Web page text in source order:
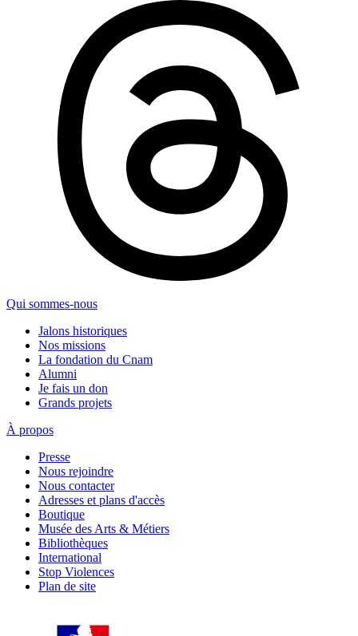
Qui sommes-nous
Jalons historiques
Nos missions
La fondation du Cnam
Alumni
Je fais un don
Grands projets
À propos
Presse
Nous rejoindre
Nous contacter
Adresses et plans d'accès
Boutique
Musée des Arts & Métiers
Bibliothèques
International
Stop Violences
Plan de site